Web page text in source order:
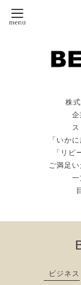
株
企
「いか
「リ
ご満足
一
ビジネス